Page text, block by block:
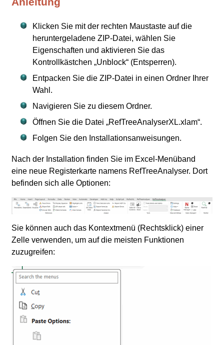
Klicken Sie mit der rechten Maustaste auf die
heruntergeladene ZIP-Datei, wählen Sie
Eigenschaften und aktivieren Sie das
Kontrollkästchen „Unblock“ (Entsperren).
Entpacken Sie die ZIP-Datei in einen Ordner Ihrer
Wahl.
Navigieren Sie zu diesem Ordner.
Öffnen Sie die Datei „RefTreeAnalyserXL.xlam“.
Folgen Sie den Installationsanweisungen.
Nach der Installation finden Sie im Excel-Menüband
eine neue Registerkarte namens RefTreeAnalyser. Dort
befinden sich alle Optionen:
Sie können auch das Kontextmenü (Rechtsklick) einer
Zelle verwenden, um auf die meisten Funktionen
zuzugreifen: